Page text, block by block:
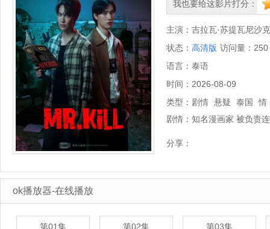
我也要给这影片打分：
很差较差还行推荐
主演： 吉拉瓦·苏提瓦尼沙克
状态： 高清版 访问量： 250
语言： 泰语
时间： 2026-08-09
类型： 剧情 悬疑 泰国
情
剧情： 知名漫画家 被负责
分享：
ok播放器-在线播放
第01集 第02集 第03集